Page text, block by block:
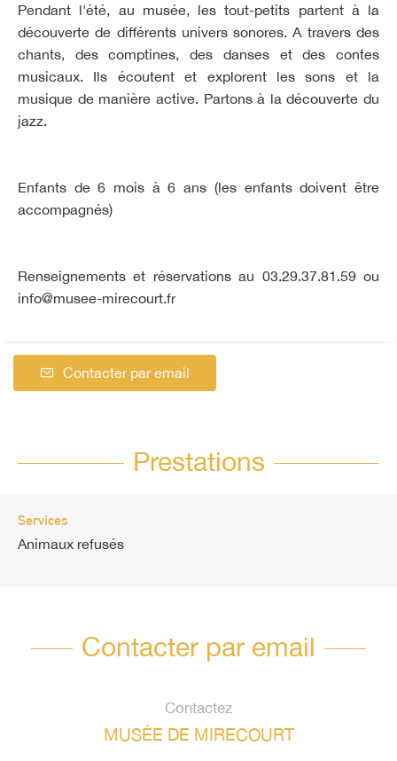
Pendant l'été, au musée, les tout-petits partent à la
découverte de différents univers sonores. A travers des
chants, des comptines, des danses et des contes
musicaux. Ils écoutent et explorent les sons et la
musique de manière active. Partons à la découverte du
jazz.
Enfants de 6 mois à 6 ans (les enfants doivent être
accompagnés)
Renseignements et réservations au 03.29.37.81.59 ou
info@musee-mirecourt.fr
Contacter par email
Prestations
Services
Animaux refusés
Contacter par email
Contactez
MUSÉE DE MIRECOURT